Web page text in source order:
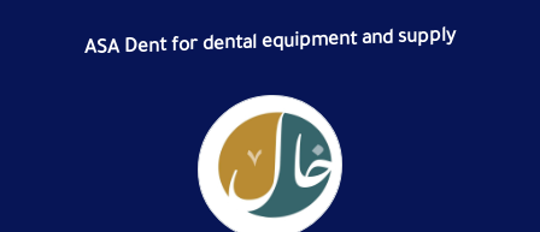
ASA Dent for dental equipment and supply